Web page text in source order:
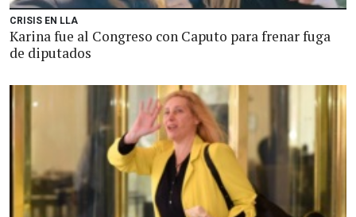
CRISIS EN LLA
Karina fue al Congreso con Caputo para frenar fuga
de diputados